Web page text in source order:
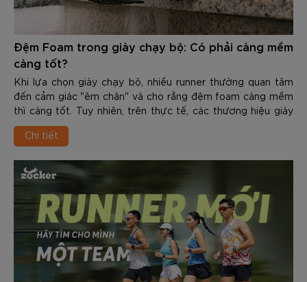
Đệm Foam trong giày chạy bộ: Có phải càng mềm
càng tốt?
Khi lựa chọn giày chạy bộ, nhiều runner thường quan tâm
đến cảm giác "êm chân" và cho rằng đệm foam càng mềm
thì càng tốt. Tuy nhiên, trên thực tế, các thương hiệu giày
chạy hiện nay không còn chỉ tập trung vào việc tạo ra lớp
đệm mềm nhất, mà hướng đến sự cân bằng giữa giảm chấn
Chi tiết